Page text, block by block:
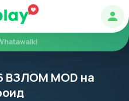
ВЗЛОМ MOD на